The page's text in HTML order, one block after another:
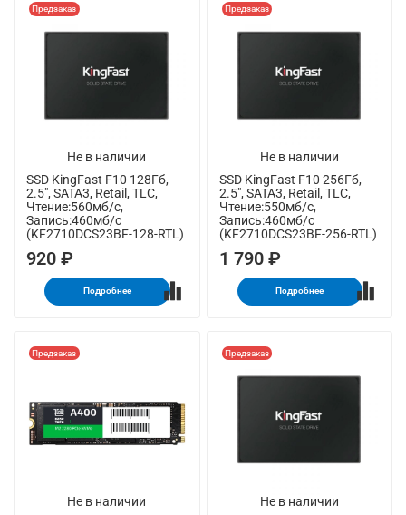
Не в наличии
Предзаказ
SSD KingFast F10 128Гб,
2.5", SATA3, Retail, TLC,
Чтение:560мб/с,
Запись:460мб/с
(KF2710DCS23BF-128-RTL)
920 ₽
Подробнее
Не в наличии
Предзаказ
SSD KingFast F10 256Гб,
2.5", SATA3, Retail, TLC,
Чтение:550мб/с,
Запись:460мб/с
(KF2710DCS23BF-256-RTL)
1 790 ₽
Подробнее
Не в наличии
Предзаказ
Не в наличии
Предзаказ